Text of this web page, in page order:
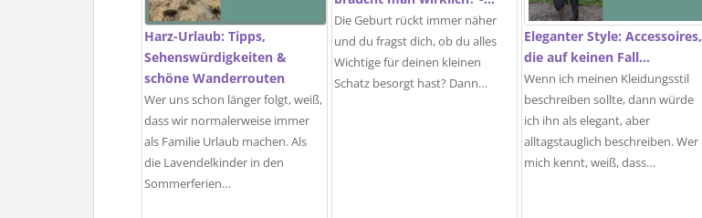
Harz-Urlaub: Tipps,
Sehenswürdigkeiten &
schöne Wanderrouten
Wer uns schon länger folgt, weiß,
dass wir normalerweise immer
als Familie Urlaub machen. Als
die Lavendelkinder in den
Sommerferien…
Die Geburt rückt immer näher
und du fragst dich, ob du alles
Wichtige für deinen kleinen
Schatz besorgt hast? Dann…
Eleganter Style: Accessoires,
die auf keinen Fall…
Wenn ich meinen Kleidungsstil
beschreiben sollte, dann würde
ich ihn als elegant, aber
alltagstauglich beschreiben. Wer
mich kennt, weiß, dass…